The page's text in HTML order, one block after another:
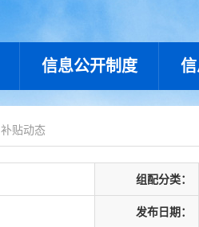
信息公开制度
补贴动态
组配分类：
发布日期：